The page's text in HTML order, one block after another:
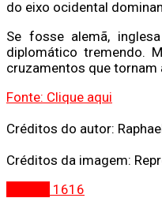
do eixo ocidental
Se fosse alemã,
diplomático tremendo.
cruzamentos que tornam
Fonte: Clique aqui
Créditos do autor:
Créditos da imagem:
1616